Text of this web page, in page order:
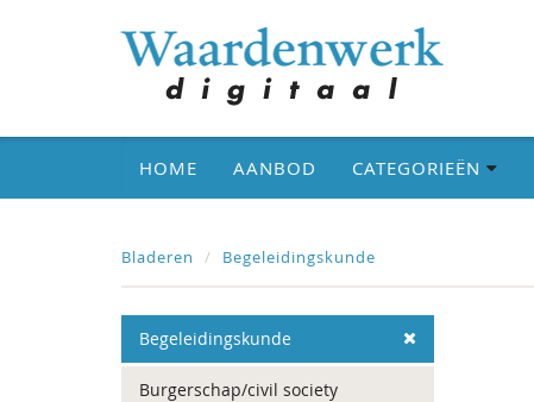
HOME AANBOD CATEGORIEËN
Bladeren Begeleidingskunde
Begeleidingskunde
Burgerschap/civil society